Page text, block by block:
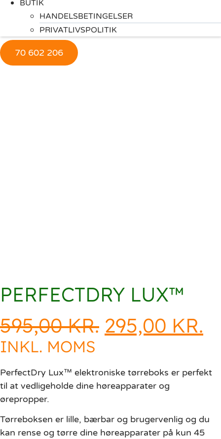
BUTIK
HANDELSBETINGELSER
PRIVATLIVSPOLITIK
70 602 206
PERFECTDRY LUX™
595,00KR. DEN
PRIS
VAR:
295,00 KR.
INKL. MOMS
PerfectDry Lux™ elektroniske tørreboks er perfekt
til at vedligeholde dine høreapparater og
ørepropper.
Tørreboksen er lille, bærbar og brugervenlig og du
kan rense og tørre dine høreapparater på kun 45